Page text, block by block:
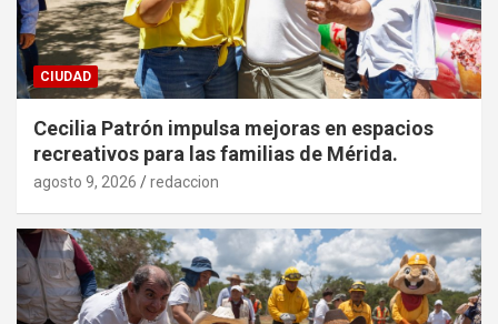
CIUDAD
Cecilia Patrón impulsa mejoras en espacios
recreativos para las familias de Mérida.
agosto 9, 2026 redaccion